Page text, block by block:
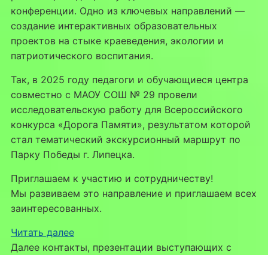
конференции. Одно из ключевых направлений —
создание интерактивных образовательных
проектов на стыке краеведения, экологии и
патриотического воспитания.
Так, в 2025 году педагоги и обучающиеся центра
совместно с МАОУ СОШ № 29 провели
исследовательскую работу для Всероссийского
конкурса «Дорога Памяти», результатом которой
стал тематический экскурсионный маршрут по
Парку Победы г. Липецка.
Приглашаем к участию и сотрудничеству!
Мы развиваем это направление и приглашаем всех
заинтересованных.
Читать далее:
Краеведение
Далее контакты, презентации выступающих с